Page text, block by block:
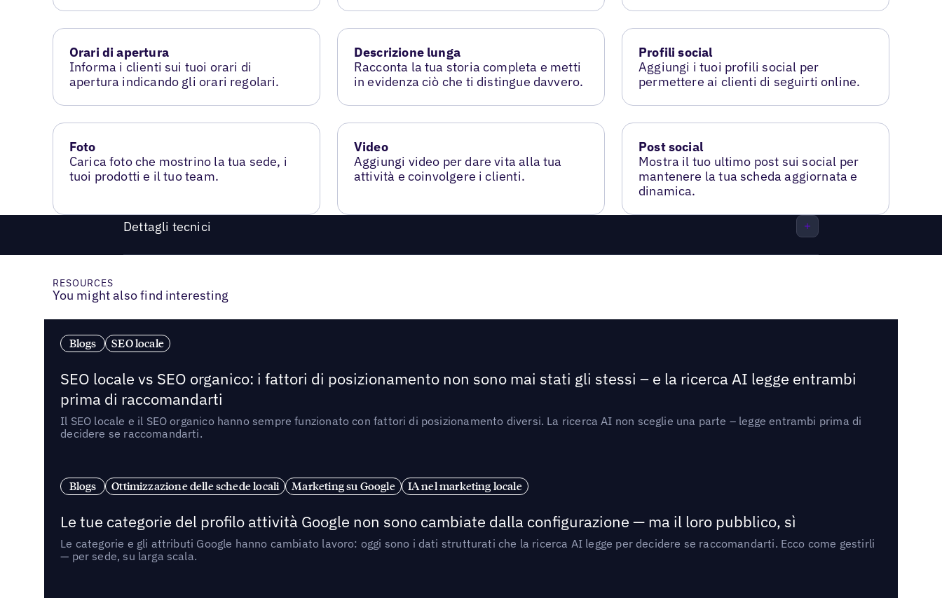
Orari di apertura
Informa i clienti sui tuoi orari di
apertura indicando gli orari regolari.
Descrizione lunga
Racconta la tua storia completa e metti
in evidenza ciò che ti distingue davvero.
Profili social
Aggiungi i tuoi profili social per
permettere ai clienti di seguirti online.
Foto
Carica foto che mostrino la tua sede, i
tuoi prodotti e il tuo team.
Video
Aggiungi video per dare vita alla tua
attività e coinvolgere i clienti.
Post social
Mostra il tuo ultimo post sui social per
mantenere la tua scheda aggiornata e
dinamica.
Dettagli tecnici
RESOURCES
You might also find interesting
Blogs SEO locale
SEO locale vs SEO organico: i fattori di posizionamento non sono mai stati gli stessi – e la ricerca AI legge entrambi
prima di raccomandarti
Il SEO locale e il SEO organico hanno sempre funzionato con fattori di posizionamento diversi. La ricerca AI non sceglie una parte – legge entrambi prima di
decidere se raccomandarti.
Blogs Ottimizzazione delle schede locali Marketing su Google IA nel marketing locale
Le tue categorie del profilo attività Google non sono cambiate dalla configurazione — ma il loro pubblico, sì
Le categorie e gli attributi Google hanno cambiato lavoro: oggi sono i dati strutturati che la ricerca AI legge per decidere se raccomandarti. Ecco come gestirli
— per sede, su larga scala.